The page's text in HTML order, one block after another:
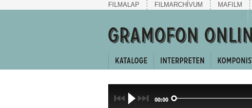
FILMALAP FILMARCHÍVUM MAFILM
00:00